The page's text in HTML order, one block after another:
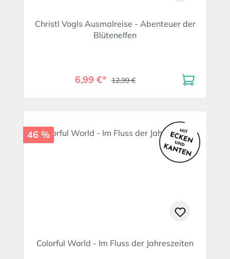
Christl Vogls Ausmalreise - Abenteuer der
Blütenelfen
6,99 €* 12,99 €
46 %
Colorful World - Im Fluss der Jahreszeiten